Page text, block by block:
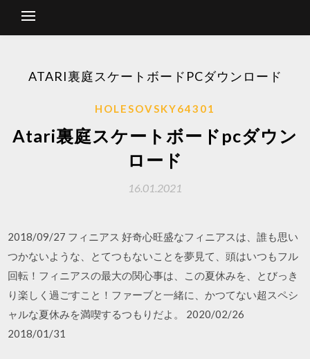
ATARI裏庭スケートボードPCダウンロード
HOLESOVSKY64301
Atari裏庭スケートボードpcダウン
ロード
16.01.2021
2018/09/27 フィニアス 好奇心旺盛なフィニアスは、誰も思い
つかないような、とてつもないことを夢見て、頭はいつもフル
回転！フィニアスの最大の関心事は、この夏休みを、とびっき
り楽しく過ごすこと！ファーブと一緒に、かつてない超スペシ
ャルな夏休みを満喫するつもりだよ。 2020/02/26
2018/01/31